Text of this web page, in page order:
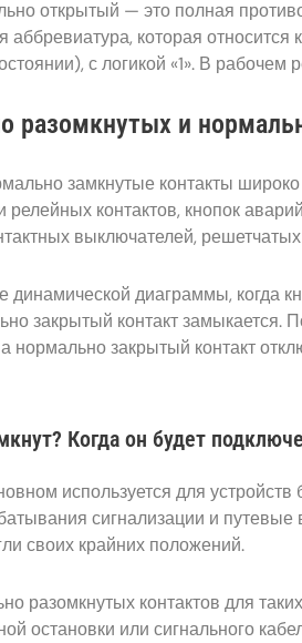
открытый — это полная
которая относится
с логикой «1». В
разомкнутых и
замкнутые контакты
релейных контактов, кнопок
выключателей, решетчатых
диаграммы, когда
закрытый контакт
нормально закрытый контакт
Когда он будет
используется для устройств
сигнализации и
своих крайних положений.
разомкнутых контактов для
остановки или сигнального